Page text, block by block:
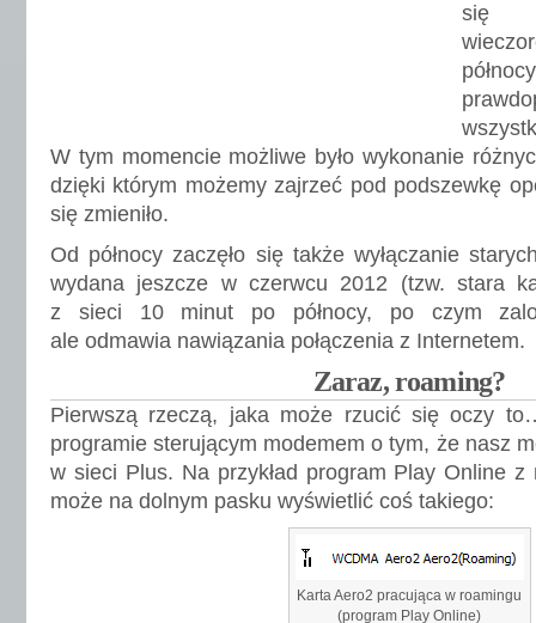
się
W tym momencie możliwe było wykonanie
dzięki którym możemy zajrzeć pod podszewkę
się zmieniło.
Od północy zaczęło się także wyłączanie
wydana jeszcze w czerwcu 2012 (tzw. stara
z sieci 10 minut po północy, po czym
ale odmawia nawiązania połączenia z Internetem.
Zaraz, roaming?
Pierwszą rzeczą, jaka może rzucić się oczy
programie sterującym modemem o tym, że nasz
w sieci Plus. Na przykład program Play Online z
może na dolnym pasku wyświetlić coś takiego:
Karta Aero2 pracująca w roamingu
(program Play Online)